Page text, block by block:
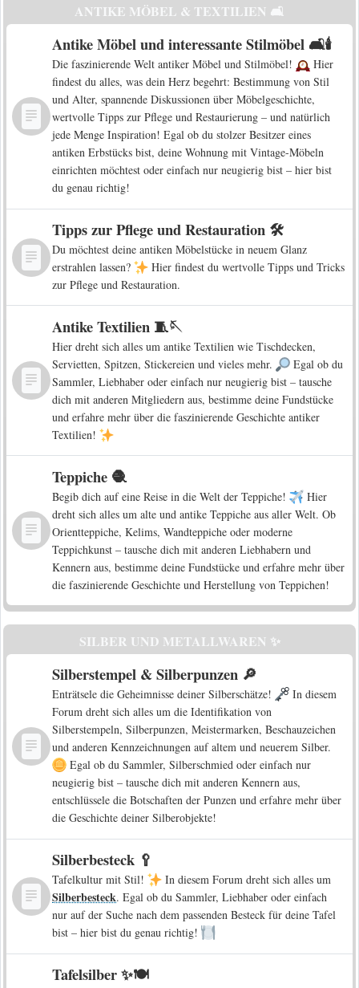
ANTIKE MÖBEL & TEXTILIEN 🛋️
Antike Möbel und interessante Stilmöbel 🛋️🕯️
Die faszinierende Welt antiker Möbel und Stilmöbel!
Hier
findest du alles, was dein Herz begehrt: Bestimmung von Stil
und Alter, spannende Diskussionen über Möbelgeschichte,
wertvolle Tipps zur Pflege und Restaurierung – und natürlich
jede Menge Inspiration! Egal ob du stolzer Besitzer eines
antiken Erbstücks bist, deine Wohnung mit Vintage-Möbeln
einrichten möchtest oder einfach nur neugierig bist – hier bist
du genau richtig!
Tipps zur Pflege und Restauration 🛠️
Du möchtest deine antiken Möbelstücke in neuem Glanz
erstrahlen lassen?
Hier findest du wertvolle Tipps und Tricks
zur Pflege und Restauration.
Antike Textilien 🧵🪡
Hier dreht sich alles um antike Textilien wie Tischdecken,
Servietten, Spitzen, Stickereien und vieles mehr.
Egal ob du
Sammler, Liebhaber oder einfach nur neugierig bist – tausche
dich mit anderen Mitgliedern aus, bestimme deine Fundstücke
und erfahre mehr über die faszinierende Geschichte antiker
Textilien!
Teppiche 🧶
Begib dich auf eine Reise in die Welt der Teppiche!
Hier
dreht sich alles um alte und antike Teppiche aus aller Welt. Ob
Orientteppiche, Kelims, Wandteppiche oder moderne
Teppichkunst – tausche dich mit anderen Liebhabern und
Kennern aus, bestimme deine Fundstücke und erfahre mehr über
die faszinierende Geschichte und Herstellung von Teppichen!
SILBER UND METALLWAREN ✨
Silberstempel & Silberpunzen 🔎
Enträtsele die Geheimnisse deiner Silberschätze!
In diesem
Forum dreht sich alles um die Identifikation von
Silberstempeln, Silberpunzen, Meistermarken, Beschauzeichen
und anderen Kennzeichnungen auf altem und neuerem Silber.
Egal ob du Sammler, Silberschmied oder einfach nur
neugierig bist – tausche dich mit anderen Kennern aus,
entschlüssele die Botschaften der Punzen und erfahre mehr über
die Geschichte deiner Silberobjekte!
Silberbesteck 🥄
Tafelkultur mit Stil! In diesem Forum dreht sich alles um
Silberbesteck. Egal ob du Sammler, Liebhaber oder einfach
nur auf der Suche nach dem passenden Besteck für deine Tafel
bist – hier bist du genau richtig!
Tafelsilber ✨🍽️